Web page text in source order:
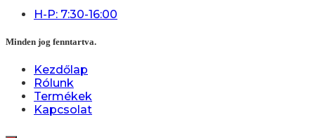
H-P: 7:30-16:00
Minden jog fenntartva.
Kezdőlap
Rólunk
Termékek
Kapcsolat